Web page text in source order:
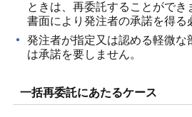
ときは、再委託することができ
書面により発注者の承諾を得る
発注者が指定又は認める軽微な
は承諾を要しません。
一括再委託にあたるケース